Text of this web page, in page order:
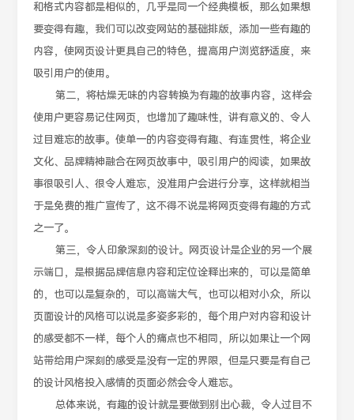
和格式内容都是相似的，几乎是同一个经典模板，那么如果想
要变得有趣，我们可以改变网站的基础排版，添加一些有趣的
内容，使网页设计更具自己的特色，提高用户浏览舒适度，来
吸引用户的使用。
第二，将枯燥无味的内容转换为有趣的故事内容，这样会
使用户更容易记住网页，也增加了趣味性，讲有意义的、令人
过目难忘的故事。使单一的内容变得有趣、有连贯性，将企业
文化、品牌精神融合在网页故事中，吸引用户的阅读，如果故
事很吸引人、很令人难忘，没准用户会进行分享，这样就相当
于是免费的推广宣传了，这不得不说是将网页变得有趣的方式
之一了。
第三，令人印象深刻的设计。网页设计是企业的另一个展
示端口，是根据品牌信息内容和定位诠释出来的，可以是简单
的，也可以是复杂的，可以高端大气，也可以相对小众，所以
页面设计的风格可以说是多姿多彩的，每个用户对内容和设计
的感受都不一样，每个人的痛点也不相同，所以如果让一个网
站带给用户深刻的感受是没有一定的界限，但是只要是有自己
的设计风格投入感情的页面必然会令人难忘。
总体来说，有趣的设计就是要做到别出心裁，令人过目不